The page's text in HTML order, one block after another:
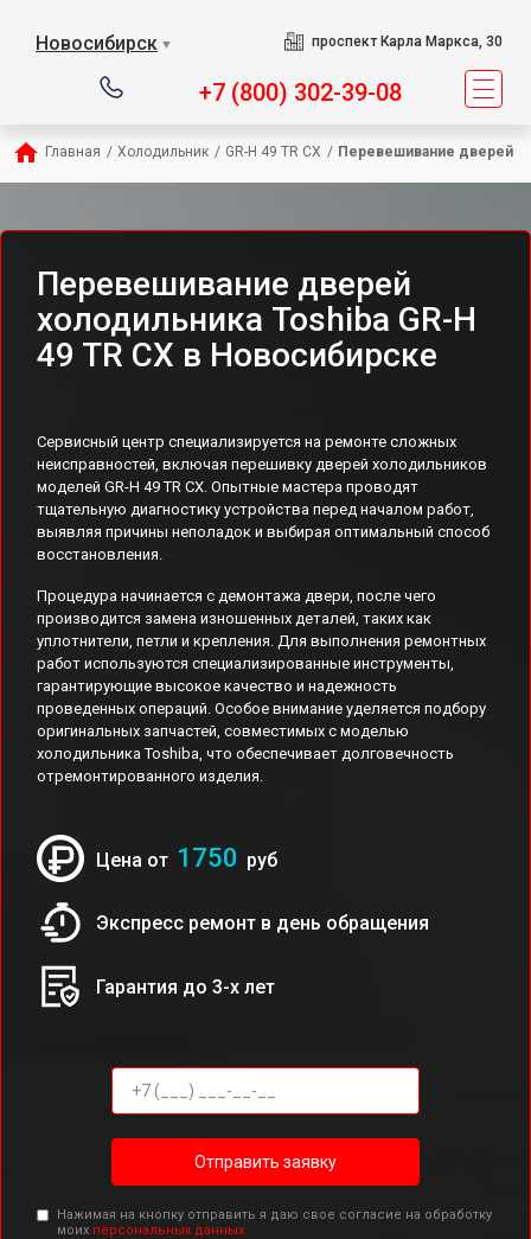
Новосибирск ▼ проспект Карла Маркса, 30
+7 (800) 302-39-08
Главная / Холодильник / GR-H 49 TR CX / Перевешивание дверей
Перевешивание дверей
холодильника Toshiba GR-H
49 TR CX в Новосибирске
Сервисный центр специализируется на ремонте сложных
неисправностей, включая перешивку дверей холодильников
моделей GR-H 49 TR CX. Опытные мастера проводят
тщательную диагностику устройства перед началом работ,
выявляя причины неполадок и выбирая оптимальный способ
восстановления.
Процедура начинается с демонтажа двери, после чего
производится замена изношенных деталей, таких как
уплотнители, петли и крепления. Для выполнения ремонтных
работ используются специализированные инструменты,
гарантирующие высокое качество и надежность
проведенных операций. Особое внимание уделяется подбору
оригинальных запчастей, совместимых с моделью
холодильника Toshiba, что обеспечивает долговечность
отремонтированного изделия.
Цена от 1750 руб
Экспресс ремонт в день обращения
Гарантия до 3-х лет
Отправить заявку
Нажимая на кнопку отправить я даю свое согласие на обработку
моих персональных данных.